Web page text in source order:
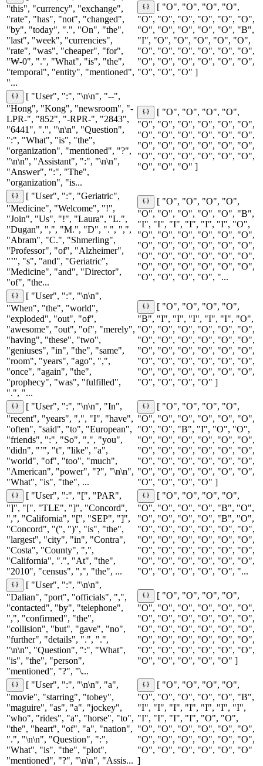
"this", "currency", "exchange",
"rate", "has", "not", "changed",
"by", "today", ".", "On", "the",
"last", "week", "currencies",
"rate", "was", "cheaper", "for",
"₩-0", ".", "What", "is", "the",
"temporal", "entity", "mentioned",
"...
[ "O", "O", "O", "O",
"O", "O", "O", "O", "O", "O",
"O", "O", "O", "O", "O", "B",
"I", "O", "O", "O", "O", "O",
"O", "O", "O", "O", "O", "O",
"O", "O", "O", "O", "O", "O",
"O", "O", "O" ]
[ "User", ":", "\n\n", "--",
"Hong", "Kong", "newsroom", "-
LPR-", "852", "-RPR-", "2843",
"6441", ".", "\n\n", "Question",
":", "What", "is", "the",
"organization", "mentioned", "?",
"\n\n", "Assistant", ":", "\n\n",
"Answer", ":", "The",
"organization", "is...
[ "O", "O", "O", "O",
"O", "O", "O", "O", "O", "O",
"O", "O", "O", "O", "O", "O",
"O", "O", "O", "O", "O", "O",
"O", "O", "O", "O", "O", "O",
"O", "O", "O" ]
[ "User", ":", "Geriatric",
"Medicine", "Welcome", "!",
"Join", "Us", "!", "Laura", "L.",
"Dugan", ",", "M.", "D", ".", ",",
"Abram", "C.", "Shmerling",
"Professor", "of", "Alzheimer",
"’", "s", "and", "Geriatric",
"Medicine", "and", "Director",
"of", "the...
[ "O", "O", "O", "O",
"O", "O", "O", "O", "O", "B",
"I", "I", "I", "I", "I", "I", "O",
"O", "O", "O", "O", "O", "O",
"O", "O", "O", "O", "O", "O",
"O", "O", "O", "O", "O", "O",
"O", "O", "O", "O", "O", "O",
"O", "O", "O", "O", "...
[ "User", ":", "\n\n",
"When", "the", "world",
"exploded", "out", "of",
"awesome", "out", "of", "merely",
"having", "these", "two",
"geniuses", "in", "the", "same",
"room", "years", "ago", ",",
"once", "again", "the",
"prophecy", "was", "fulfilled",
".", "...
[ "O", "O", "O", "O",
"B", "I", "I", "I", "I", "I", "O",
"O", "O", "O", "O", "O", "O",
"O", "O", "O", "O", "O", "O",
"O", "O", "O", "O", "O", "O",
"O", "O", "O", "O", "O", "O",
"O", "O", "O", "O", "O", "O",
"O", "O", "O", "O" ]
[ "User", ":", "\n\n", "In",
"recent", "years", ",", "I", "have",
"often", "said", "to", "European",
"friends", ":", "So", ",", "you",
"didn", "’", "t", "like", "a",
"world", "of", "too", "much",
"American", "power", "?", "\n\n",
"What", "is", "the", ...
[ "O", "O", "O", "O",
"O", "O", "O", "O", "O", "O",
"O", "O", "B", "I", "O", "O",
"O", "O", "O", "O", "O", "O",
"O", "O", "O", "O", "O", "O",
"O", "O", "O", "O", "O", "O",
"O", "O", "O", "O", "O", "O",
"O", "O", "O", "O" ]
[ "User", ":", "[", "PAR",
"]", "[", "TLE", "]", "Concord",
",", "California", "[", "SEP", "]",
"Concord", "(", ")", "is", "the",
"largest", "city", "in", "Contra",
"Costa", "County", ",",
"California", ".", "At", "the",
"2010", "census", ",", "the", ...
[ "O", "O", "O", "O",
"O", "O", "O", "O", "B", "O",
"O", "O", "O", "O", "B", "O",
"O", "O", "O", "O", "O", "O",
"O", "O", "O", "O", "O", "O",
"O", "O", "O", "O", "O", "O",
"O", "O", "O", "O", "O", "O",
"O", "O", "O", "O", "O", "...
[ "User", ":", "\n\n",
"Dalian", "port", "officials", ",",
"contacted", "by", "telephone",
",", "confirmed", "the",
"collision", "but", "gave", "no",
"further", "details", ".", ".",
"\n\n", "Question", ":", "What",
"is", "the", "person",
"mentioned", "?", "\...
[ "O", "O", "O", "O",
"O", "O", "O", "O", "O", "O",
"O", "O", "O", "O", "O", "O",
"O", "O", "O", "O", "O", "O",
"O", "O", "O", "O", "O", "O",
"O", "O", "O", "O", "O", "O",
"O", "O", "O", "O", "O" ]
[ "User", ":", "\n\n", "a",
"movie", "starring", "tobey",
"maguire", "as", "a", "jockey",
"who", "rides", "a", "horse", "to",
"the", "heart", "of", "a", "nation",
".", "\n\n", "Question", ":",
"What", "is", "the", "plot",
"mentioned", "?", "\n\n", "Assis...
[ "O", "O", "O", "O",
"O", "O", "O", "O", "O", "B",
"I", "I", "I", "I", "I", "I", "I",
"I", "I", "I", "I", "O", "O",
"O", "O", "O", "O", "O", "O",
"O", "O", "O", "O", "O", "O",
"O", "O", "O", "O", "O", "O"
]